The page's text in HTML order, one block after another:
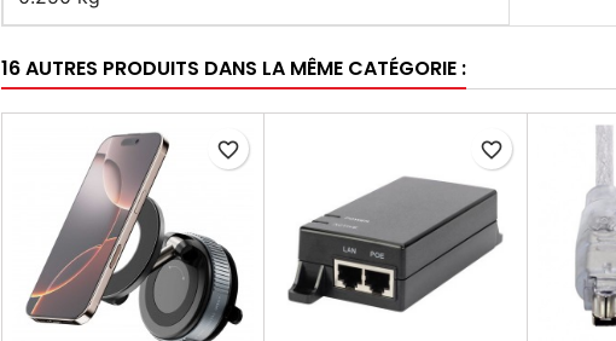
16 AUTRES PRODUITS DANS LA MÊME CATÉGORIE :
favorite_border favorite_border